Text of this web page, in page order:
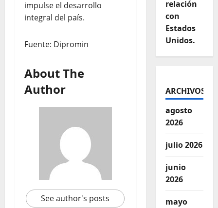
impulse el desarrollo
integral del país.
Fuente: Dipromin
About The
Author
See author's posts
relación
con
Estados
Unidos.
ARCHIVOS
agosto
2026
julio 2026
junio
2026
mayo